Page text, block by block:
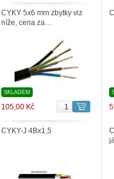
CYKY 5x6 mm zbytky viz
níže, cena za…
SKLADEM
105,00 Kč
CYKY-J 4Bx1,5